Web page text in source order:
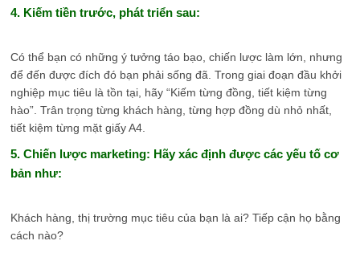
4. Kiếm tiền trước, phát triển sau:
Có thể bạn có những ý tưởng táo bạo, chiến lược làm lớn, nhưng
để đến được đích đó bạn phải sống đã. Trong giai đoạn đầu khởi
nghiệp mục tiêu là tồn tại, hãy “Kiếm từng đồng, tiết kiệm từng
hào”. Trân trọng từng khách hàng, từng hợp đồng dù nhỏ nhất,
tiết kiệm từng mặt giấy A4.
5. Chiến lược marketing: Hãy xác định được các yếu tố cơ
bản như:
Khách hàng, thị trường mục tiêu của bạn là ai? Tiếp cận họ bằng
cách nào?